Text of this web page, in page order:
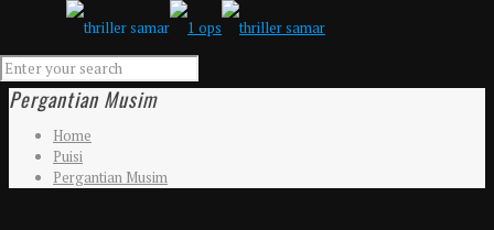
Pergantian Musim
Home
Puisi
Pergantian Musim